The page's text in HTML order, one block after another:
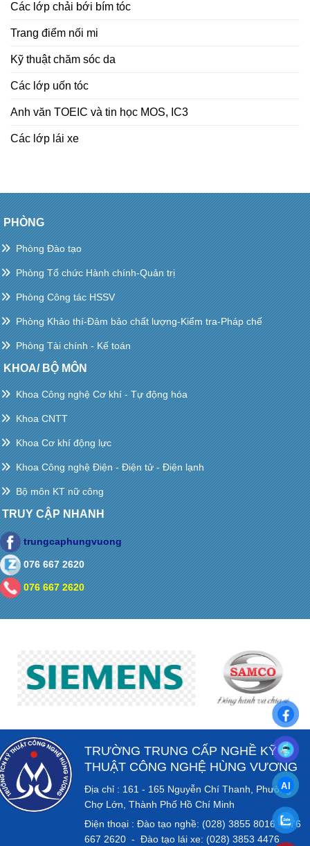
Các lớp chải bới bím tóc
Trang điểm nối mi
Kỹ thuật chăm sóc da
Các lớp uốn tóc
Anh văn TOEIC và tin học MOS, IC3
Các lớp lái xe
PHÒNG
Phòng Đào tạo
Phòng Tổ chức Hành chính-Quản trị
Phòng Công tác HSSV
Phòng Khảo thí-Đảm bảo chất lượng-Kiểm tra-Pháp chế
Phòng Tài chính - Kế toán
KHOA/ BỘ MÔN
Khoa Công nghệ Cơ khí - Tự động hóa
Khoa CNTT
Khoa Cơ khí động lực
Khoa Công nghệ Điện - Điện tử - Điện lạnh
Bộ môn KT nữ công
TRUY CẬP NHANH
trungcaphungvuong
076 667 2620
076 667 2620
TRƯỜNG TRUNG CẤP NGHỀ KỸ
THUẬT CÔNG NGHỆ HÙNG VƯƠNG
Địa chỉ : 161 - 165 Nguyễn Chí Thanh, Phường
Chợ Lớn, Thành Phố Hồ Chí Minh
Điện thoại : Đào tạo nghề: (028) 3855 8016 - 076
667 2620 - Đào tạo lái xe: (028) 3853 4476